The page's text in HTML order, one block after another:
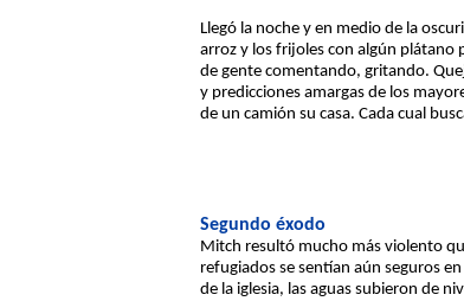
Llegó la noche y en medio de la
arroz y los frijoles con algún plátano
de gente comentando, gritando.
y predicciones amargas de los
de un camión su casa. Cada cual
Segundo éxodo
Mitch resultó mucho más violento
refugiados se sentían aún seguros
de la iglesia, las aguas subieron de